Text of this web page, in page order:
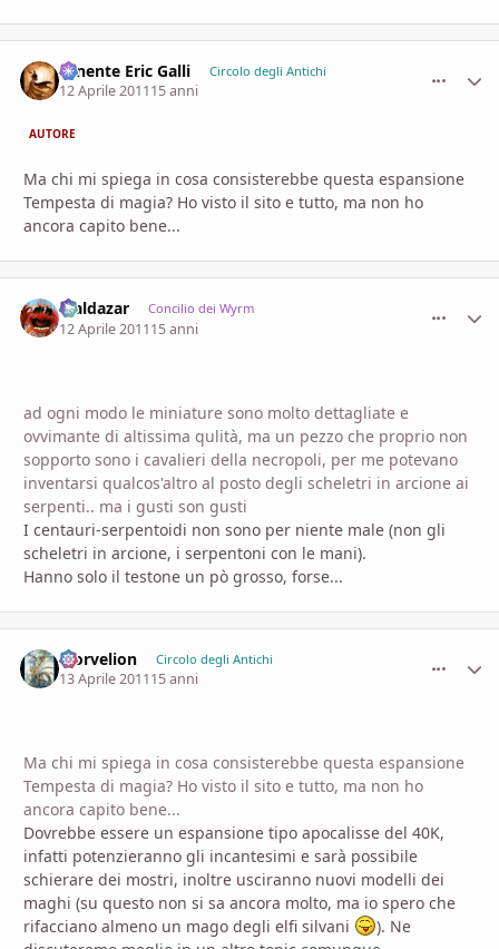
Tenente Eric Galli Circolo degli Antichi
12 Aprile 201115 anni
AUTORE
Ma chi mi spiega in cosa consisterebbe questa espansione
Tempesta di magia? Ho visto il sito e tutto, ma non ho
ancora capito bene...
Maldazar Concilio dei Wyrm
12 Aprile 201115 anni
ad ogni modo le miniature sono molto dettagliate e
ovvimante di altissima qulità, ma un pezzo che proprio non
sopporto sono i cavalieri della necropoli, per me potevano
inventarsi qualcos'altro al posto degli scheletri in arcione ai
serpenti.. ma i gusti son gusti
I centauri-serpentoidi non sono per niente male (non gli
scheletri in arcione, i serpentoni con le mani).
Hanno solo il testone un pò grosso, forse...
Morvelion Circolo degli Antichi
13 Aprile 201115 anni
Ma chi mi spiega in cosa consisterebbe questa espansione
Tempesta di magia? Ho visto il sito e tutto, ma non ho
ancora capito bene...
Dovrebbe essere un espansione tipo apocalisse del 40K,
infatti potenzieranno gli incantesimi e sarà possibile
schierare dei mostri, inoltre usciranno nuovi modelli dei
maghi (su questo non si sa ancora molto, ma io spero che
rifacciano almeno un mago degli elfi silvani
). Ne